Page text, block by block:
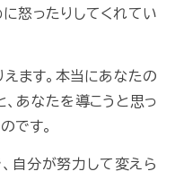
怒ったりしてくれてい
ます。本当にあなたの
あなたを導こうと思っ
です。
自分が努力して変えら